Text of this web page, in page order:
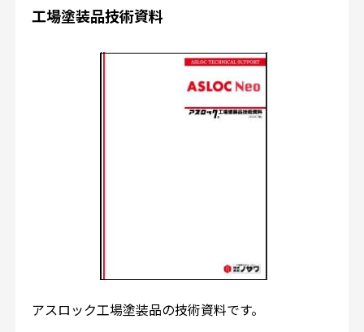
工場塗装品技術資料
アスロック工場塗装品の技術資料です。